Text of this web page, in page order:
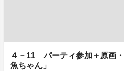
４－11 パーティ参加＋原画
魚ちゃん」